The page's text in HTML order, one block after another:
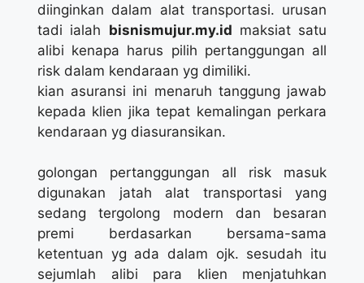
diinginkan dalam alat transportasi. urusan
tadi ialah bisnismujur.my.id maksiat satu
alibi kenapa harus pilih pertanggungan all
risk dalam kendaraan yg dimiliki.
kian asuransi ini menaruh tanggung jawab
kepada klien jika tepat kemalingan perkara
kendaraan yg diasuransikan.
golongan pertanggungan all risk masuk
digunakan jatah alat transportasi yang
sedang tergolong modern dan besaran
premi berdasarkan bersama-sama
ketentuan yg ada dalam ojk. sesudah itu
sejumlah alibi para klien menjatuhkan